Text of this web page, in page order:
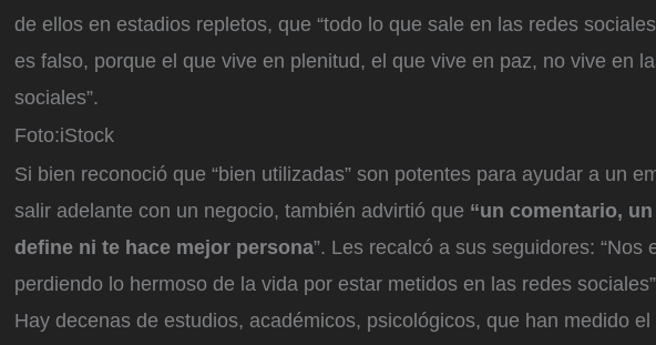
de ellos en estadios repletos, que “todo lo que sale en las redes
es falso, porque el que vive en plenitud, el que vive en paz, no vive en
sociales”.
Foto:iStock
Si bien reconoció que “bien utilizadas” son potentes para ayudar a un
salir adelante con un negocio, también advirtió que “un comentario,
define ni te hace mejor persona”. Les recalcó a sus seguidores: “Nos
perdiendo lo hermoso de la vida por estar metidos en las redes
Hay decenas de estudios, académicos, psicológicos, que han medido el